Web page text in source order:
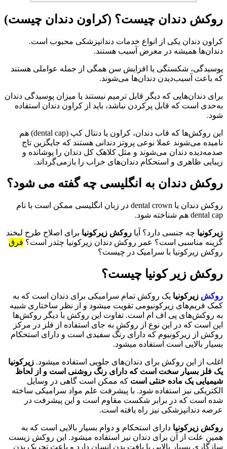
روکش دندان چیست؟ (کراون دندان چیست)
کراون دندان یکی از انواع خدمات دندانپزشکی محبوب است.
دندان‌ها همیشه در معرض آسیب هستند.
پوسیدگی، شکستگی یا افزایش سن همگی از جمله عواملی هستند
که باعث آسیب‌دیدن دندان‌ها می‌شوند.
برای دندان‌هایی که دیگر قابل ترمیم نیستند یا میزان پوسیدگی دندان
به‌حدی است که قابل پرکردن نباشد، باید از کراون دندان استفاده
شود.
این روکش‌ها که قاب دندان، کراون یا دنتال کپ (dental cap) هم
نامیده می‌شوند عملا نوعی پروتز دندانی هستند که جایگزین تاج
صدمه‌دیده دندان می‌شوند و مثل کلاهک کل دندان را پوشانده و
زیبایی ظاهری و استحکام دندان‌های خراب را بازمی‌گرداند.
روکش دندان به انگلیسی چه گفته می شود؟
روکش دندان یا dental crown در زبان انگلیسی ممکن است با نام
dental cap هم شناخته شود.
زیرکونیا چه جنسی دارد؟ آیا روکش زیرکونیا برای اصلاح طرح لبخند
گزینه مناسبی است؟ عمر روکش دندان زیرکونیا چثدر است؟ فرق
روکش زیرکونیا با سرامیک در چیست؟
روکش زیر کونیا چیست؟
روکش زیرکونیا یک روکش تمام سرامیکی برای دندان است که به
کمک فریم‌های زیرکونیومی تقویت میشود و از نظر ساختاری شبیه
به روکش‌های پی اف ام است. تفاوت این روکش با دیگر روکش‌ها
این است که در این نوع از روکش به جای استفاده از فلز در مرکز
روکش از زیرکونیوم که دارای رنگ سفیدی است و دارای استحکام
بسیار بالایی است استفاده میشود.
اغلب از این روکش برای دندان‌های جلویی استفاده میشود. زیرکونیا
یک فلز بسیار سخت است که دارای رنگ روشنی است و از لحاظ
شیمیایی یک ماده خنثی است که ممکن است گاهی در وسایل
الکتریکی نیز استفاده شود. با پیشرفت علم مواد سرامیکی ساخته
شده است که در برابر شکست مقاوم است و این پیشرفت در
عرصه دندانپزشکی نیز راه یافته است.
روکش زیرکونیا دارای استحکام و دوام بسیار بالایی است که به
همین علت از آن برای دندان نیز استفاده میشود. این روکش زیست
سازگاری بسیار بالایی با بافت بدن انسان دارد و باعث تحریک بدن